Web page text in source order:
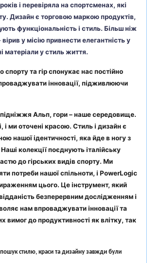
і перевіряла на спортсменах, які
Дизайн є торговою маркою продуктів,
функціональність і стиль. Більш ніж
у місію привнести елегантність у
матеріали у стиль життя.
та гір спонукає нас постійно
інновації, підживлюючи
Альп, гори – наше середовище.
і ми оточені красою. Стиль і дизайн є
нашої ідентичності, яка йде в ногу з
колекції поєднують італійську
до гірських видів спорту. Ми
потреби нашої спільноти, і PowerLogic
цього. Це інструмент, який
безперервним дослідженням і
нам впроваджувати інновації та
вимог до продуктивності як влітку, так
стилю, краси та дизайну завжди були